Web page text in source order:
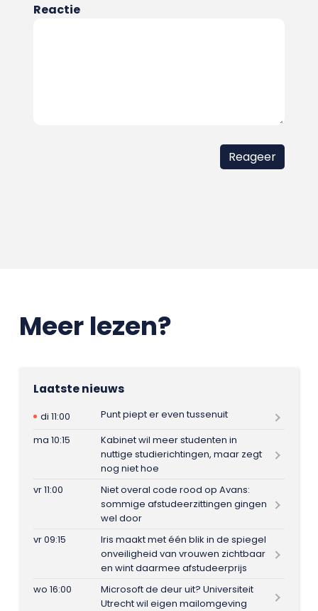
Reactie
Meer lezen?
Laatste nieuws
di 11:00
Punt piept er even tussenuit
ma 10:15
Kabinet wil meer studenten in
nuttige studierichtingen, maar zegt
nog niet hoe
vr 11:00
Niet overal code rood op Avans:
sommige afstudeerzittingen gingen
wel door
vr 09:15
Iris maakt met één blik in de spiegel
onveiligheid van vrouwen zichtbaar
en wint daarmee afstudeerprijs
wo 16:00
Microsoft de deur uit? Universiteit
Utrecht wil eigen mailomgeving